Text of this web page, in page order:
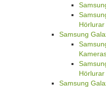
Hörlurar
Samsung
Hörlurar
Samsung